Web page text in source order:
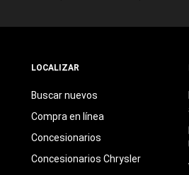
LOCALIZAR
Buscar nuevos
Compra en línea
Concesionarios
Concesionarios Chrysler